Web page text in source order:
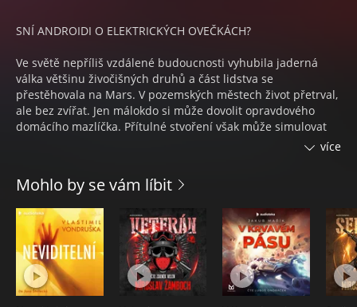
SNÍ ANDROIDI O ELEKTRICKÝCH OVEČKÁCH?
Ve světě nepříliš vzdálené budoucnosti vyhubila jaderná
válka většinu živočišných druhů a část lidstva se
přestěhovala na Mars. V pozemských městech život přetrval,
ale bez zvířat. Jen málokdo si může dovolit opravdového
domácího mazlíčka. Přítulné stvoření však může simulovat
Dokonce je jim vlastní touha po svobodě. A dovedou pro ni
zabíjet. Proto existuje speciální policie, která má za úkol je
replikanty zpacifikovat. Jedním z nejlepších lovců androidů
je Rick Deckard. Pak se ale setká se zvláštní dívkou a jeho
obvykle jednoznačný úsudek ho nechá na holičkách…
Román získal celosvětovou proslulost také díky filmové
více
Mohlo by se vám líbit